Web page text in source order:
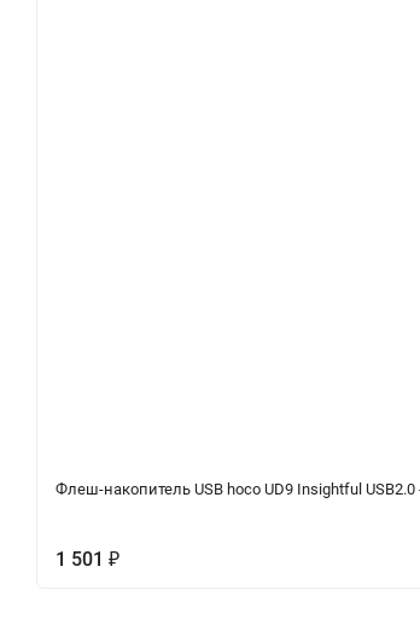
Флеш-накопитель USB hoco UD9 Insightful USB2.0
1 501 ₽